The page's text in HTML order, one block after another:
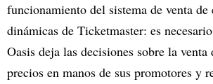
funcionamiento del sistema de venta de
dinámicas de Ticketmaster: es
Oasis deja las decisiones sobre la venta
precios en manos de sus promotores y